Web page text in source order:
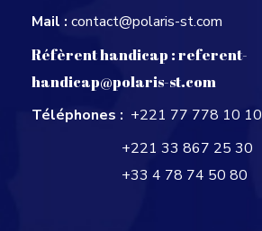
Mail : contact@polaris-st.com
Réfèrent handicap :referent-
handicap@polaris-st.com
Téléphones : +221 77 778 10 10
+221 33 867 25 30
+33 4 78 74 50 80